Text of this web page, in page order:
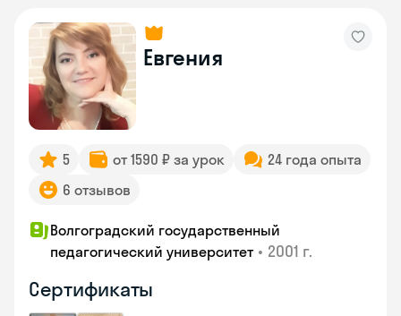
Евгения
5 от 1590 ₽ за урок
24 года опыта
6 отзывов
Волгоградский государственный
педагогический университет • 2001 г.
Сертификаты